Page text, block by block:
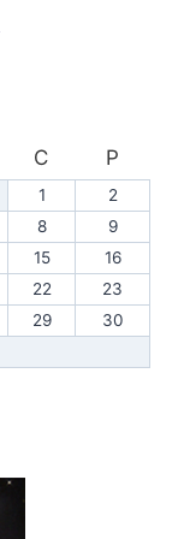
C P
1
2
8
9
15
16
22
23
29
30